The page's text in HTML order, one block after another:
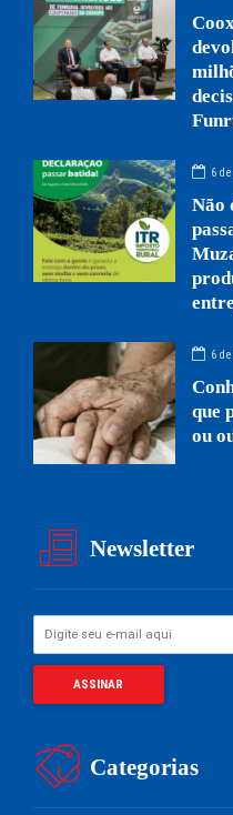
6
Não
6
que
ou
Newsletter
Categorias